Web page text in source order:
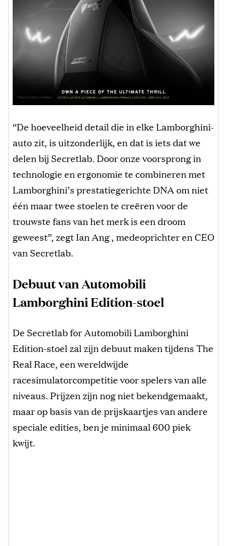
“De hoeveelheid detail die in elke Lamborghini-
auto zit, is uitzonderlijk, en dat is iets dat we
delen bij Secretlab. Door onze voorsprong in
technologie en ergonomie te combineren met
Lamborghini’s prestatiegerichte DNA om niet
één maar twee stoelen te creëren voor de
trouwste fans van het merk is een droom
geweest”, zegt Ian Ang , medeoprichter en CEO
van Secretlab.
Debuut van Automobili
Lamborghini Edition-stoel
De Secretlab for Automobili Lamborghini
Edition-stoel zal zijn debuut maken tijdens The
Real Race, een wereldwijde
racesimulatorcompetitie voor spelers van alle
niveaus. Prijzen zijn nog niet bekendgemaakt,
maar op basis van de prijskaartjes van andere
speciale edities, ben je minimaal 600 piek
kwijt.